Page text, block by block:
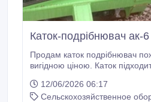
Каток-подрібнювач ак-
Продам каток подрібнювач
вигідною ціною. Каток
подрібнення рослинних
кукурудзи, стерні. Міцна рама підвладна
12/06/2026 06:17
Сельскохозяйственное